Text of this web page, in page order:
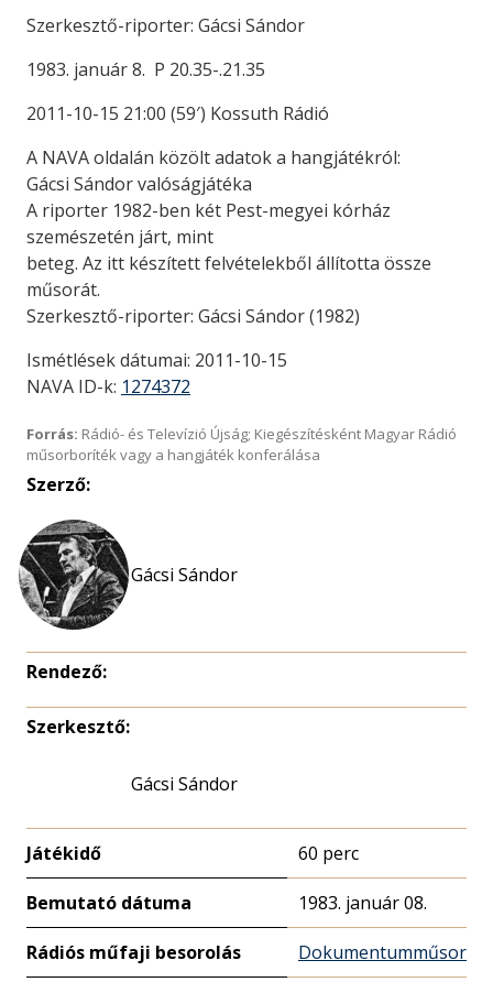
Szerkesztő-riporter: Gácsi Sándor
1983. január 8. P 20.35-.21.35
2011-10-15 21:00 (59′) Kossuth Rádió
A NAVA oldalán közölt adatok a hangjátékról:
Gácsi Sándor valóságjátéka
A riporter 1982-ben két Pest-megyei kórház
szemészetén járt, mint
beteg. Az itt készített felvételekből állította össze
műsorát.
Szerkesztő-riporter: Gácsi Sándor (1982)
Ismétlések dátumai: 2011-10-15
NAVA ID-k: 1274372
Forrás: Rádió- és Televízió Újság; Kiegészítésként Magyar Rádió
műsorboríték vagy a hangjáték konferálása
Szerző:
Gácsi Sándor
Rendező:
Szerkesztő:
Gácsi Sándor
Játékidő 60 perc
Bemutató dátuma 1983. január 08.
Rádiós műfaji besorolás Dokumentumműsor